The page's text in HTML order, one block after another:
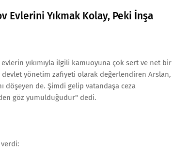
Evlerini Yıkmak Kolay, Peki İnşa
yıkımıyla ilgili kamuoyuna çok sert ve net bir
yönetim zafiyeti olarak değerlendiren Arslan,
döşeyen de. Şimdi gelip vatandaşa ceza
göz yumulduğudur" dedi.